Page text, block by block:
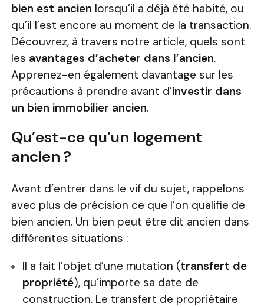
bien est ancien lorsqu’il a déjà été habité, ou
qu’il l’est encore au moment de la transaction.
Découvrez, à travers notre article, quels sont
les avantages d’acheter dans l’ancien.
Apprenez-en également davantage sur les
précautions à prendre avant d’investir dans
un bien immobilier ancien.
Qu’est-ce qu’un logement
ancien ?
Avant d’entrer dans le vif du sujet, rappelons
avec plus de précision ce que l’on qualifie de
bien ancien. Un bien peut être dit ancien dans
différentes situations :
Il a fait l’objet d’une mutation (transfert de
propriété), qu’importe sa date de
construction. Le transfert de propriétaire